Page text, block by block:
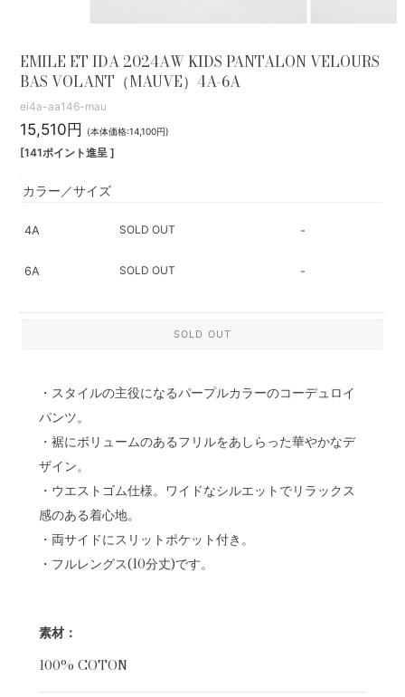
EMILE ET IDA 2024AW KIDS PANTALON VELOURS
BAS VOLANT（MAUVE）4A-6A
ei4a-aa146-mau
15,510円 (本体価格:14,100円)
[141ポイント進呈 ]
カラー／サイズ
4A SOLD OUT -
6A SOLD OUT -
SOLD OUT
・スタイルの主役になるパープルカラーのコーデュロイ
パンツ。
・裾にボリュームのあるフリルをあしらった華やかなデ
ザイン。
・ウエストゴム仕様。ワイドなシルエットでリラックス
感のある着心地。
・両サイドにスリットポケット付き。
・フルレングス(10分丈)です。
素材：
100% COTON